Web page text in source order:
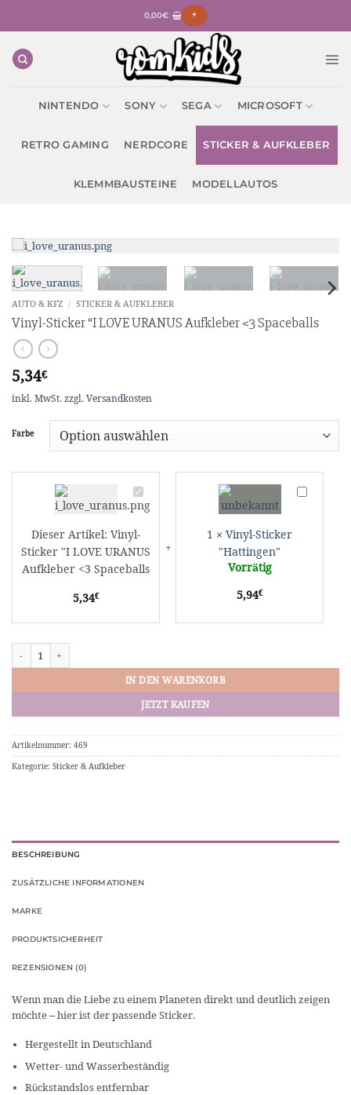
0,00€ +
NINTENDO SONY SEGA MICROSOFT
RETRO GAMING NERDCORE STICKER & AUFKLEBER
KLEMMBAUSTEINE MODELLAUTOS
AUTO & KFZ / STICKER & AUFKLEBER
Vinyl-Sticker “I LOVE URANUS Aufkleber <3 Spaceballs
5,34€
inkl. MwSt. zzgl. Versandkosten
Farbe
Vinyl-
Sticker
LOVE
URANUS
Aufkleber
Dieser Artikel: Vinyl-
Sticker "I LOVE URANUS
Aufkleber <3 Spaceballs
5,34€
Vinyl-
1 × Vinyl-Sticker
"Hattingen"
Vorrätig
5,94€
IN DEN WARENKORB
JETZT KAUFEN
Artikelnummer: 469
Kategorie: Sticker & Aufkleber
BESCHREIBUNG
ZUSÄTZLICHE INFORMATIONEN
MARKE
PRODUKTSICHERHEIT
REZENSIONEN (0)
Wenn man die Liebe zu einem Planeten direkt und deutlich zeigen
möchte – hier ist der passende Sticker.
Hergestellt in Deutschland
Wetter- und Wasserbeständig
Rückstandslos entfernbar